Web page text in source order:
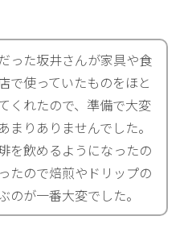
った坂井さんが家具や食
で使っていたものをほと
くれたので、準備で大変
まりありませんでした。
を飲めるようになったの
たので焙煎やドリップの
のが一番大変でした。